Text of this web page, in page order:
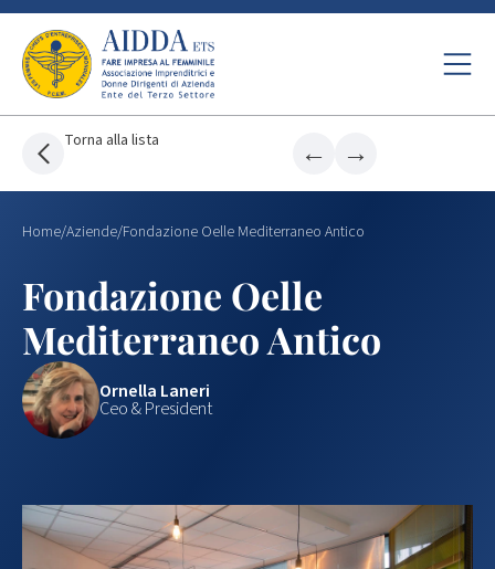
Torna alla lista ← →
Home/Aziende/Fondazione Oelle Mediterraneo Antico
Fondazione Oelle
Mediterraneo Antico
Ornella Laneri
Ceo & President